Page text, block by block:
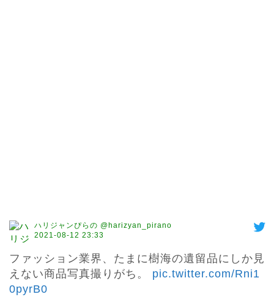
ハリジャンぴらの @harizyan_pirano
2021-08-12 23:33
ファッション業界、たまに樹海の遺留品にしか見
えない商品写真撮りがち。 pic.twitter.com/Rni1
0pyrB0